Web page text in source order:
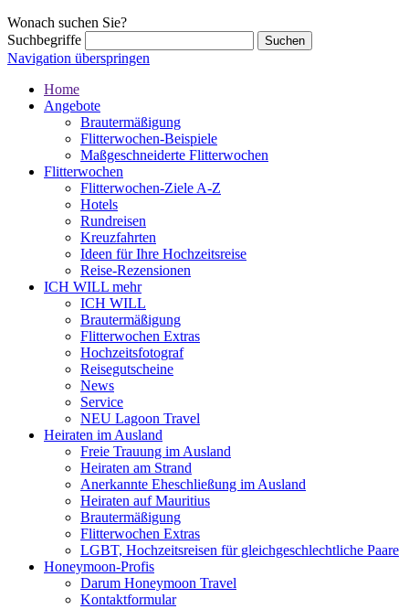
Wonach suchen Sie?
Suchbegriffe
Navigation überspringen
Home
Angebote
Brautermäßigung
Flitterwochen-Beispiele
Maßgeschneiderte Flitterwochen
Flitterwochen
Flitterwochen-Ziele A-Z
Hotels
Rundreisen
Kreuzfahrten
Ideen für Ihre Hochzeitsreise
Reise-Rezensionen
ICH WILL mehr
ICH WILL
Brautermäßigung
Flitterwochen Extras
Hochzeitsfotograf
Reisegutscheine
News
Service
NEU Lagoon Travel
Heiraten im Ausland
Freie Trauung im Ausland
Heiraten am Strand
Anerkannte Eheschließung im Ausland
Heiraten auf Mauritius
Brautermäßigung
Flitterwochen Extras
LGBT, Hochzeitsreisen für gleichgeschlechtliche Paare
Honeymoon-Profis
Darum Honeymoon Travel
Kontaktformular